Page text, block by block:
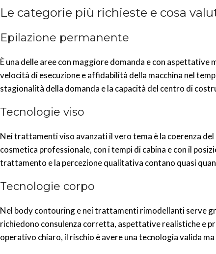
Le categorie più richieste e cosa
Epilazione permanente
È una delle aree con maggiore domanda e con
velocità di esecuzione e affidabilità della macchina nel
stagionalità della domanda e la capacità del centro di
Tecnologie viso
Nei trattamenti viso avanzati il vero tema è la coerenza
cosmetica professionale, con i tempi di cabina e con il
trattamento e la percezione qualitativa contano quasi
Tecnologie corpo
Nel body contouring e nei trattamenti rimodellanti serve
richiedono consulenza corretta, aspettative realistiche e
operativo chiaro, il rischio è avere una tecnologia valida